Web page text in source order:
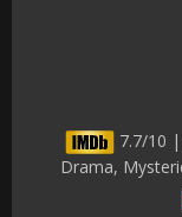
7.7/10
Drama,